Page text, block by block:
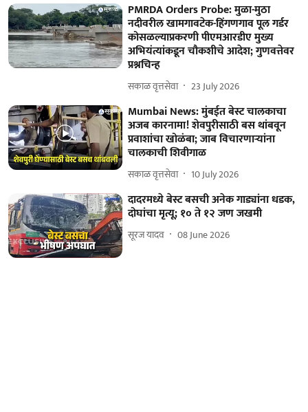
PMRDA Orders Probe: मुळा-मुठा
नदीवरील खामगावटेक-हिंगणगाव पूल गर्डर
कोसळल्याप्रकरणी पीएमआरडीए मुख्य
अभियंत्यांकडून चौकशीचे आदेश; गुणवत्तेवर
प्रश्नचिन्ह
सकाळ वृत्तसेवा 23 July 2026
Mumbai News: मुंबईत बेस्ट चालकाचा
अजब कारनामा! शेवपुरीसाठी बस थांबवून
प्रवाशांचा खोळंबा; जाब विचारणाऱ्यांना
चालकाची शिवीगाळ
सकाळ वृत्तसेवा 10 July 2026
दादरमध्ये बेस्ट बसची अनेक गाड्यांना धडक,
दोघांचा मृत्यू; १० ते १२ जण जखमी
सूरज यादव 08 June 2026